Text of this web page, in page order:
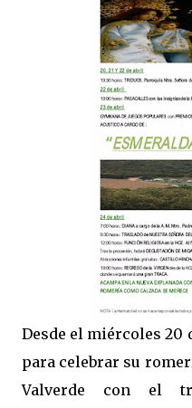
Desde el miércoles 20
para celebrar su
Valverde con el